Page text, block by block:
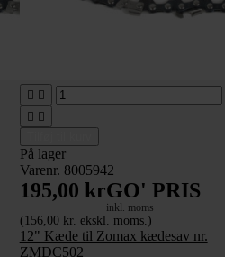
 
 
På lager
Varenr. 8005942
195,00 krGO' PRIS
inkl. moms
(156,00 kr. ekskl. moms.)
12" Kæde til Zomax kædesav nr.
ZMDC502